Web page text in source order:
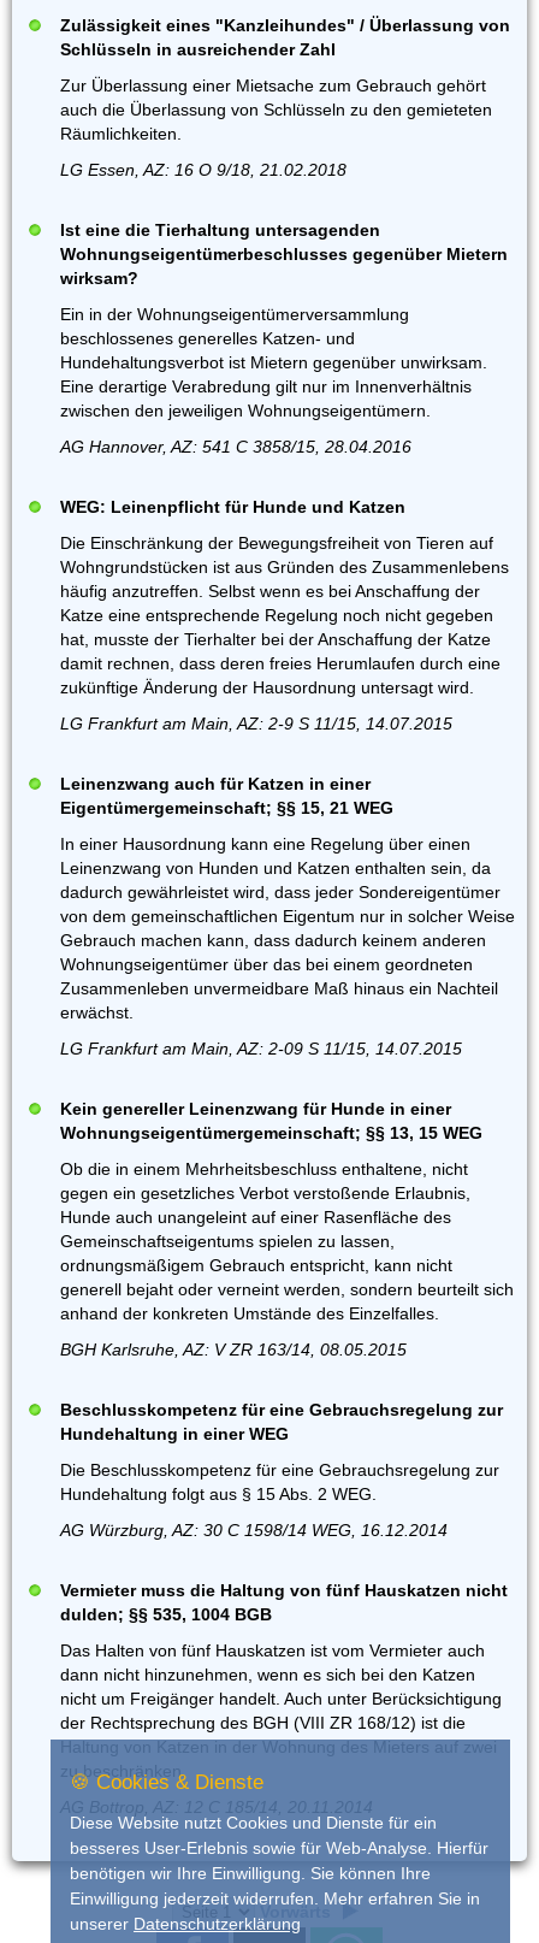
Zulässigkeit eines "Kanzleihundes" / Überlassung von
Schlüsseln in ausreichender Zahl
Zur Überlassung einer Mietsache zum Gebrauch gehört
auch die Überlassung von Schlüsseln zu den gemieteten
Räumlichkeiten.
LG Essen, AZ: 16 O 9/18, 21.02.2018
Ist eine die Tierhaltung untersagenden
Wohnungseigentümerbeschlusses gegenüber Mietern
wirksam?
Ein in der Wohnungseigentümerversammlung
beschlossenes generelles Katzen- und
Hundehaltungsverbot ist Mietern gegenüber unwirksam.
Eine derartige Verabredung gilt nur im Innenverhältnis
zwischen den jeweiligen Wohnungseigentümern.
AG Hannover, AZ: 541 C 3858/15, 28.04.2016
WEG: Leinenpflicht für Hunde und Katzen
Die Einschränkung der Bewegungsfreiheit von Tieren auf
Wohngrundstücken ist aus Gründen des Zusammenlebens
häufig anzutreffen. Selbst wenn es bei Anschaffung der
Katze eine entsprechende Regelung noch nicht gegeben
hat, musste der Tierhalter bei der Anschaffung der Katze
damit rechnen, dass deren freies Herumlaufen durch eine
zukünftige Änderung der Hausordnung untersagt wird.
LG Frankfurt am Main, AZ: 2-9 S 11/15, 14.07.2015
Leinenzwang auch für Katzen in einer
Eigentümergemeinschaft; §§ 15, 21 WEG
In einer Hausordnung kann eine Regelung über einen
Leinenzwang von Hunden und Katzen enthalten sein, da
dadurch gewährleistet wird, dass jeder Sondereigentümer
von dem gemeinschaftlichen Eigentum nur in solcher Weise
Gebrauch machen kann, dass dadurch keinem anderen
Wohnungseigentümer über das bei einem geordneten
Zusammenleben unvermeidbare Maß hinaus ein Nachteil
erwächst.
LG Frankfurt am Main, AZ: 2-09 S 11/15, 14.07.2015
Kein genereller Leinenzwang für Hunde in einer
Wohnungseigentümergemeinschaft; §§ 13, 15 WEG
Ob die in einem Mehrheitsbeschluss enthaltene, nicht
gegen ein gesetzliches Verbot verstoßende Erlaubnis,
Hunde auch unangeleint auf einer Rasenfläche des
Gemeinschaftseigentums spielen zu lassen,
ordnungsmäßigem Gebrauch entspricht, kann nicht
generell bejaht oder verneint werden, sondern beurteilt sich
anhand der konkreten Umstände des Einzelfalles.
BGH Karlsruhe, AZ: V ZR 163/14, 08.05.2015
Beschlusskompetenz für eine Gebrauchsregelung zur
Hundehaltung in einer WEG
Die Beschlusskompetenz für eine Gebrauchsregelung zur
Hundehaltung folgt aus § 15 Abs. 2 WEG.
AG Würzburg, AZ: 30 C 1598/14 WEG, 16.12.2014
Vermieter muss die Haltung von fünf Hauskatzen nicht
dulden; §§ 535, 1004 BGB
Das Halten von fünf Hauskatzen ist vom Vermieter auch
dann nicht hinzunehmen, wenn es sich bei den Katzen
nicht um Freigänger handelt. Auch unter Berücksichtigung
der Rechtsprechung des BGH (VIII ZR 168/12) ist die
Haltung von Katzen in der Wohnung des Mieters auf zwei
zu beschränken.
AG Bottrop, AZ: 12 C 185/14, 20.11.2014
🍪 Cookies & Dienste
Diese Website nutzt Cookies und Dienste für ein
besseres User-Erlebnis sowie für Web-Analyse. Hierfür
benötigen wir Ihre Einwilligung. Sie können Ihre
Einwilligung jederzeit widerrufen. Mehr erfahren Sie in
unserer Datenschutzerklärung